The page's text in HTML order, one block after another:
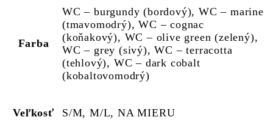
Farba
WC – burgundy (bordový), WC – marine
(tmavomodrý), WC – cognac
(koňakový), WC – olive green (zelený),
WC – grey (sivý), WC – terracotta
(tehlový), WC – dark cobalt
(kobaltovomodrý)
Veľkosť S/M, M/L, NA MIERU